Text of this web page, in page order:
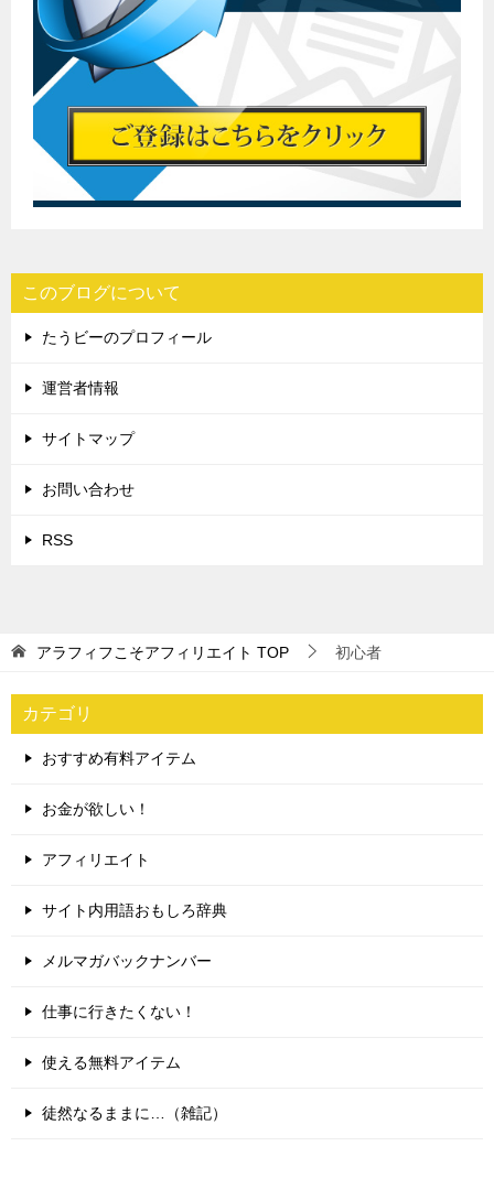
このブログについて
たうビーのプロフィール
運営者情報
サイトマップ
お問い合わせ
RSS
アラフィフこそアフィリエイト TOP 初心者
カテゴリ
おすすめ有料アイテム
お金が欲しい！
アフィリエイト
サイト内用語おもしろ辞典
メルマガバックナンバー
仕事に行きたくない！
使える無料アイテム
徒然なるままに…（雑記）